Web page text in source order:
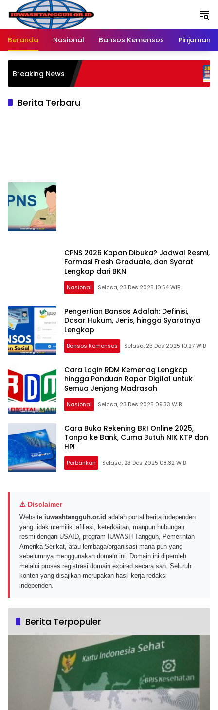
Langsung
konten
Beranda
Nasional Bansos Kemensos Pinjaman
Breaking News
Berita Terbaru
CPNS 2026 Kapan Dibuka? Jadwal Resmi,
Formasi Fresh Graduate, dan Syarat
Lengkap dari BKN
Nasional Selasa, 23 Des 2025 10:54 WIB
Pengertian Bansos Adalah: Definisi,
Dasar Hukum, Jenis, hingga Syaratnya
Lengkap
Bansos Kemensos Selasa, 23 Des 2025 10:27 WIB
Cara Login RDM Kemenag Lengkap
hingga Panduan Rapor Digital untuk
Semua Jenjang Madrasah
Nasional Selasa, 23 Des 2025 09:33 WIB
USAID
IUWASH
Tangguh
Cara Buka Rekening BRI Online 2025,
Tanpa ke Bank, Cuma Butuh NIK KTP dan
HP!
Perbankan Selasa, 23 Des 2025 08:32 WIB
⚠ Disclaimer
Website iuwashtangguh.or.id adalah portal berita independen
yang tidak memiliki afiliasi, keterkaitan, maupun hubungan
resmi dengan USAID, program IUWASH Tangguh, Pemerintah
Amerika Serikat, atau lembaga/organisasi mana pun yang
sebelumnya menggunakan domain ini. Domain ini diperoleh
melalui proses registrasi domain expired secara sah. Seluruh
konten yang disajikan merupakan hasil kerja redaksi
independen.
Berita Terpopuler